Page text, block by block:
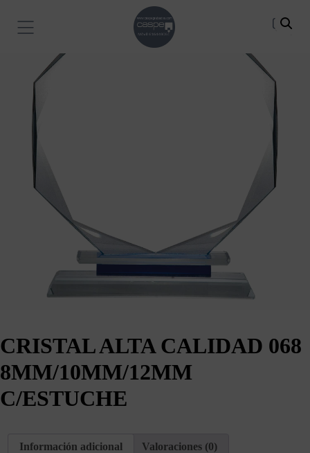
CRISTAL ALTA CALIDAD 068
8MM/10MM/12MM
C/ESTUCHE
Información adicional Valoraciones (0)